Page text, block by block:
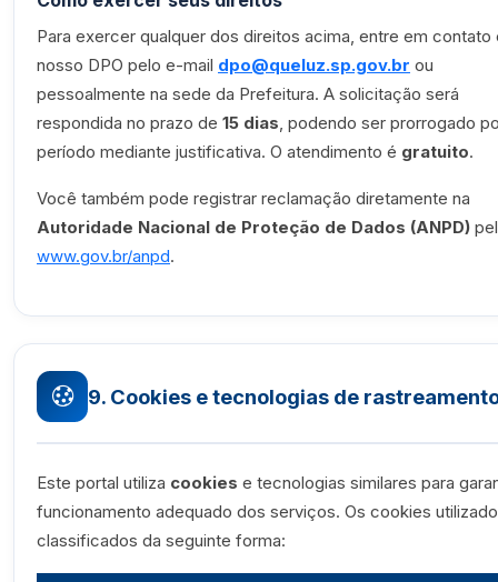
Para exercer qualquer dos direitos acima, entre em contato
nosso DPO pelo e-mail dpo@queluz.sp.gov.br ou
pessoalmente na sede da Prefeitura. A solicitação será
respondida no prazo de 15 dias, podendo ser prorrogado
período mediante justificativa. O atendimento é gratuito.
Você também pode registrar reclamação diretamente na
Autoridade Nacional de Proteção de Dados (ANPD)
www.gov.br/anpd.
9. Cookies e tecnologias de
Este portal utiliza cookies e tecnologias similares para
funcionamento adequado dos serviços. Os cookies
classificados da seguinte forma: